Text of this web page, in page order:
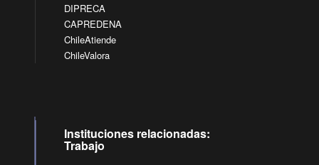
DIPRECA
CAPREDENA
ChileAtiende
ChileValora
Instituciones relacionadas:
Trabajo